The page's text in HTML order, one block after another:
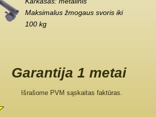
Maksimalus žmogaus svoris iki
100 kg
Garantija 1 metai
Išrašome PVM sąskaitas faktūras.